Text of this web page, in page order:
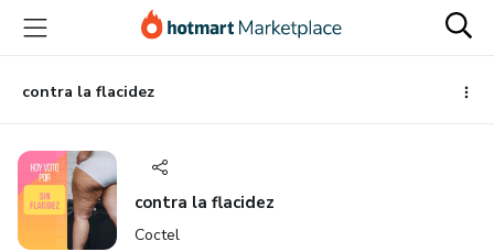
principal
página
de
página
contra la flacidez
contra la flacidez
Coctel